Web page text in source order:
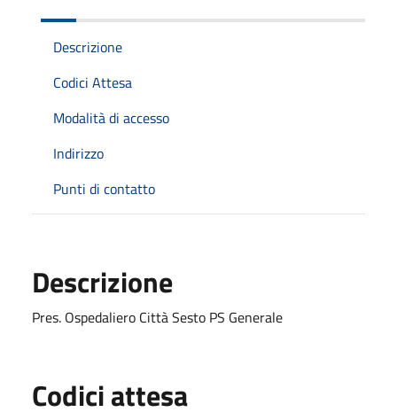
Descrizione
Codici Attesa
Modalità di accesso
Indirizzo
Punti di contatto
Descrizione
Pres. Ospedaliero Città Sesto PS Generale
Codici attesa